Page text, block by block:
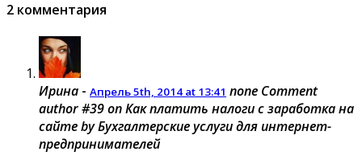
2 комментария
Ирина - Апрель 5th, 2014 at 13:41 none Comment
author #39 on Как платить налоги с заработка на
сайте by Бухгалтерские услуги для интернет-
предпринимателей